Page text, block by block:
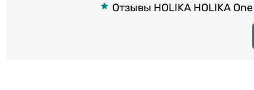
Отзывы HOLIKA HOLIKA